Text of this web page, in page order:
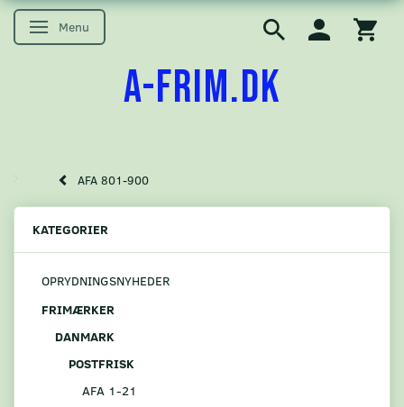
Skifte navigation
Menu
A-FRIM.DK
AFA 801-900
KATEGORIER
OPRYDNINGSNYHEDER
FRIMÆRKER
DANMARK
POSTFRISK
AFA 1-21